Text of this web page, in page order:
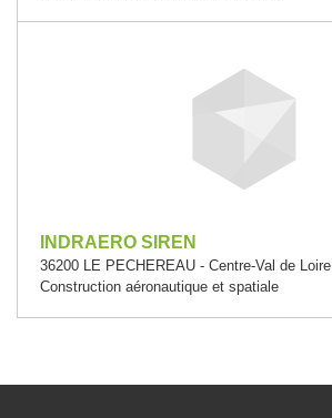
INDRAERO SIREN
36200 LE PECHEREAU - Centre-Val de Loire
Construction aéronautique et spatiale